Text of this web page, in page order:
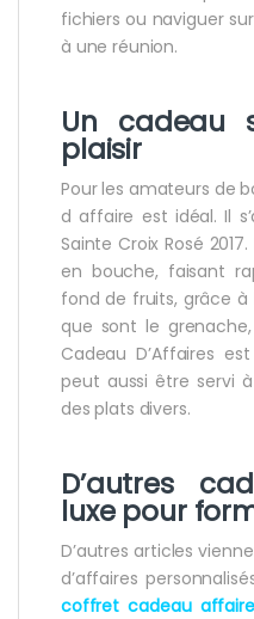
fichiers ou naviguer
à une réunion.
Un cadeau
plaisir
Pour les amateurs de
d affaire est idéal. Il
Sainte Croix Rosé
en bouche, faisant
fond de fruits, grâce à
que sont le
Cadeau D’Affaires
peut aussi être servi
des plats divers.
D’autres
luxe pour
D’autres articles
d’affaires
coffret cadeau